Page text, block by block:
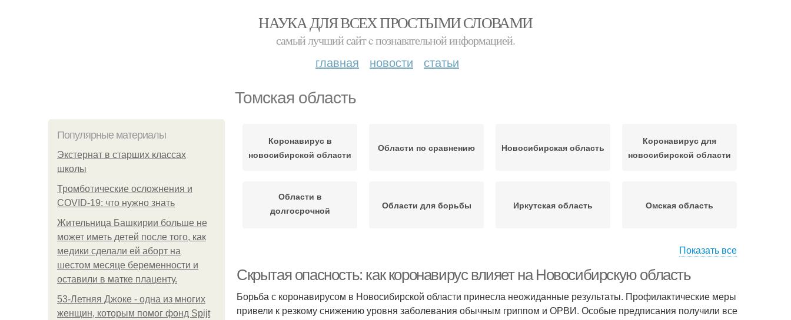
НАУКА ДЛЯ ВСЕХ ПРОСТЫМИ СЛОВАМИ
самый лучший сайт c познавательной информацией.
главная новости статьи
Томская область
Популярные материалы
Экстернат в старших классах
школы
Тромботические осложнения и
COVID-19: что нужно знать
Жительница Башкирии больше не
может иметь детей после того, как
медики сделали ей аборт на
шестом месяце беременности и
оставили в матке плаценту.
53-Летняя Джоке - одна из многих
женщин, которым помог фонд Spijt
Коронавирус в
новосибирской области
Области по сравнению Новосибирская область
Коронавирус для
новосибирской области
Области в
долгосрочной
Области для борьбы Иркутская область Омская область
области
коронавируса
Показать все
Скрытая опасность: как коронавирус влияет на Новосибирскую область
Борьба с коронавирусом в Новосибирской области принесла неожиданные результаты. Профилактические меры
привели к резкому снижению уровня заболевания обычным гриппом и ОРВИ. Особые предписания получили все